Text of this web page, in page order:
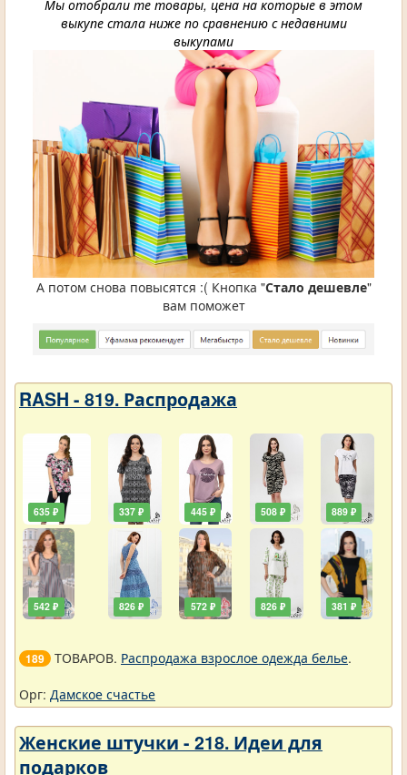
Мы отобрали те товары, цена на которые в этом
выкупе стала ниже по сравнению с недавними
выкупами
А потом снова повысятся :( Кнопка "Стало дешевле"
вам поможет
RASH - 819. Распродажа
635 ₽
542 ₽
337 ₽
826 ₽
445 ₽
572 ₽
508 ₽
826 ₽
889 ₽
381 ₽
189 ТОВАРОВ. Распродажа взрослое одежда белье.
Орг: Дамское счастье
Женские штучки - 218. Идеи для
подарков